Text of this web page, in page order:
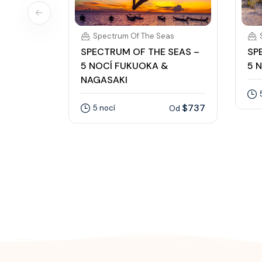
Spectrum Of The Seas
SPECTRUM OF THE SEAS –
5 NOCÍ FUKUOKA &
NAGASAKI
5 nocí Od $737
5